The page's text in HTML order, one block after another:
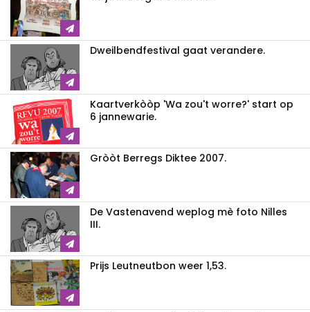
Dweilbendfestival gaat verandere.
Kaartverkòòp 'Wa zou't worre?' start op
6 jannewarie.
Gròòt Berregs Diktee 2007.
De Vastenavend weplog mè foto Nilles
III.
Prijs Leutneutbon weer 1,53.